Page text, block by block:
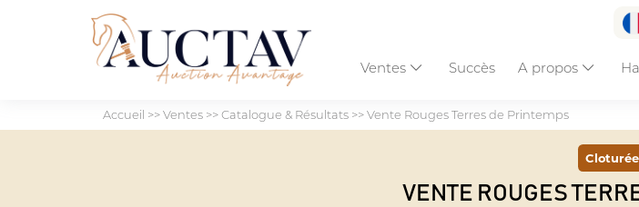
Ventes Succès A propos
Accueil >>Ventes>>Catalogue & Résultats>>Vente Rouges Terres de Printemps
Cloturée
VENTE ROUGES